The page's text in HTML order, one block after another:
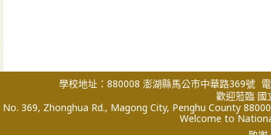
學校地址：880008 澎湖縣馬公市中華路369號
歡迎蒞臨 國
No. 369, Zhonghua Rd., Magong City, Penghu County
Welcome to